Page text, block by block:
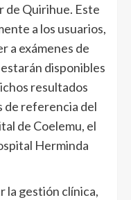
de Quirihue. Este
a los usuarios,
a exámenes de
disponibles
resultados
de referencia del
de Coelemu, el
Herminda
la gestión clínica,